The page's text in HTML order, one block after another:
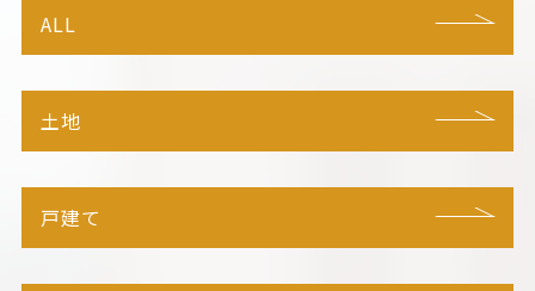
ALL
土地
戸建て